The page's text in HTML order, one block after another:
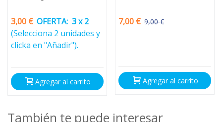
3,00 € OFERTA: 3 x 2
(Selecciona 2 unidades y
clicka en "Añadir").
Agregar al carrito
7,00 € 9,00 €
Agregar al carrito
También te puede interesar